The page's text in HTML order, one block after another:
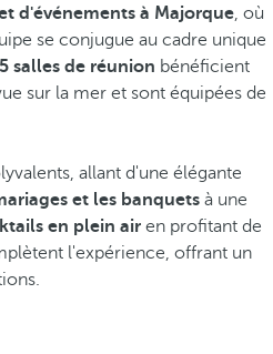
d'événements à Majorque, où
se conjugue au cadre unique
5 salles de réunion bénéficient
sur la mer et sont équipées de
allant d'une élégante
et les banquets à une
en plein air en profitant de
l'expérience, offrant un